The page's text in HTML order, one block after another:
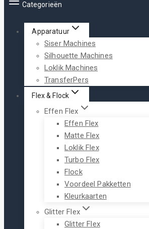
Categorieën
Apparatuur
Siser Machines
Silhouette Machines
Loklik Machines
TransferPers
Flex & Flock
Effen Flex
Effen Flex
Matte Flex
Loklik Flex
Turbo Flex
Flock
Voordeel Pakketten
Kleurkaarten
Glitter Flex
Glitter Flex